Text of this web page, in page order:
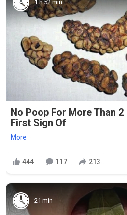
1 h 52 min
No Poop For More Than 2
First Sign Of
More
444 117 213
21 min